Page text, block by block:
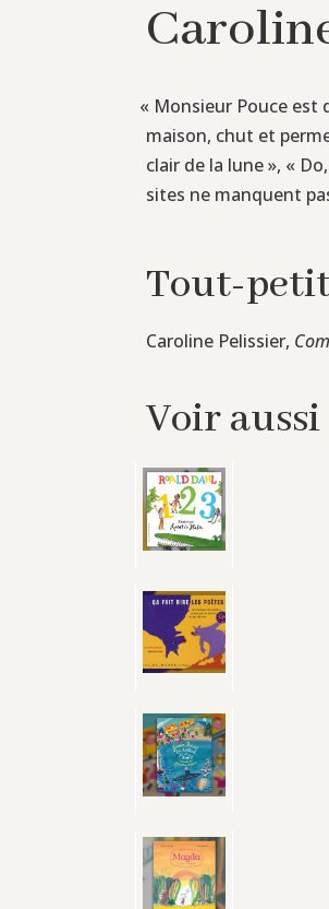
« Monsieur Pouce est
maison, chut et
clair de la lune », «
sites ne manquent
Tout-
Caroline Pelissier,
Voir aussi